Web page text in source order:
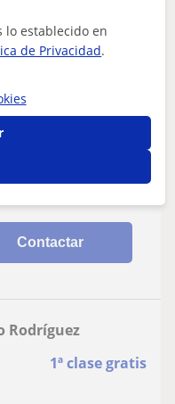
de
y Biología
nivel y su capacidad
Contactar
1ª clase gratis
Rodríguez
lo establecido en
de Privacidad.